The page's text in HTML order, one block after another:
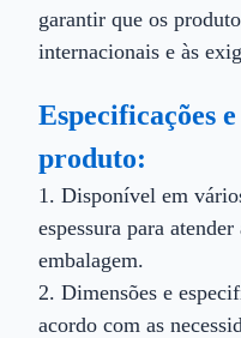
garantir que os
internacionais e às
Especificações
produto:
1. Disponível em
espessura para
embalagem.
2. Dimensões e
acordo com as